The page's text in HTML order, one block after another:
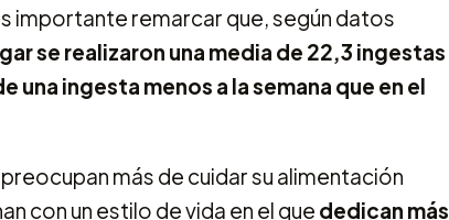
importante remarcar que, según datos
se realizaron una media de 22,3 ingestas
una ingesta menos a la semana que en el
más de cuidar su alimentación
con un estilo de vida en el que dedican más